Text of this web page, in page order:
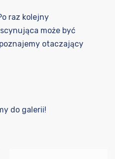
raz kolejny
może być
otaczający
do galerii!